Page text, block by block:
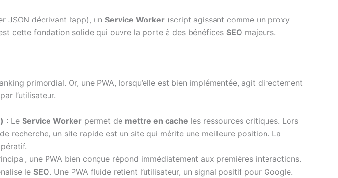
JSON décrivant l’app), un Service Worker (script agissant comme un proxy
cette fondation solide qui ouvre la porte à des bénéfices SEO majeurs.
primordial. Or, une PWA, lorsqu’elle est bien implémentée, agit directement
l’utilisateur.
: Le Service Worker permet de mettre en cache les ressources critiques. Lors
recherche, un site rapide est un site qui mérite une meilleure position. La
une PWA bien conçue répond immédiatement aux premières interactions.
le SEO. Une PWA fluide retient l’utilisateur, un signal positif pour Google.